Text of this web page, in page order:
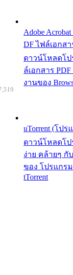
Adobe
DF ไฟล์เอกสา
ดาวน์โหลดโป
ล์เอกสาร
งานของ
uTorrent (โป
ดาวน์โหลดโป
ง่าย คล้ายๆ กั
ของ โปรแกรม
tTorrent